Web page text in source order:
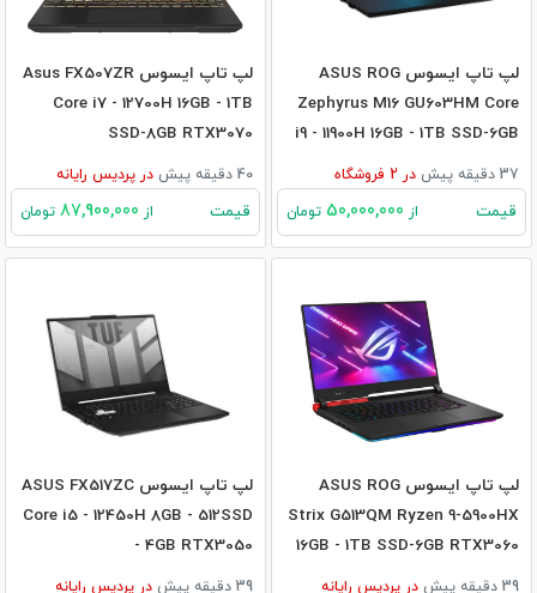
لپ تاپ ایسوس ASUS ROG
Zephyrus M16 GU603HM Core
i9 - 11900H 16GB - 1TB SSD-6GB
RTX3060
37 دقیقه پیش در فروشگاه
قیمت از تومان
لپ تاپ ایسوس Asus FX507ZR
Core i7 - 12700H 16GB - 1TB
SSD-8GB RTX3070
40 دقیقه پیش در پردیس رایانه
قیمت از تومان
لپ تاپ ایسوس ASUS ROG
Strix G513QM Ryzen 9-5900HX
16GB - 1TB SSD-6GB RTX3060
39 دقیقه پیش در پردیس رایانه
لپ تاپ ایسوس ASUS FX517ZC
Core i5 - 12450H 8GB - 512SSD
- 4GB RTX3050
39 دقیقه پیش در پردیس رایانه